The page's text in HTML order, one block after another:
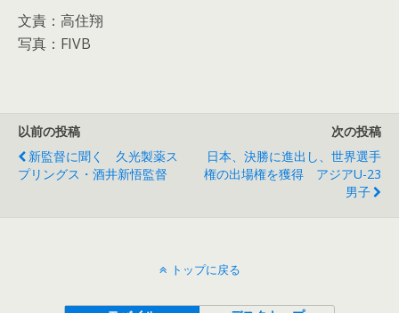
文責：高住翔
写真：FIVB
以前の投稿
新監督に聞く 久光製薬ス
プリングス・酒井新悟監督
次の投稿
日本、決勝に進出し、世界選手
権の出場権を獲得 アジアU-23
男子
トップに戻る